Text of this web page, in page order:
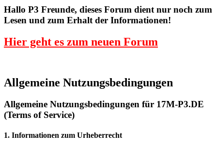
Hallo P3 Freunde, dieses Forum dient nur noch zum
Lesen und zum Erhalt der Informationen!
Hier geht es zum neuen Forum
Allgemeine Nutzungsbedingungen
Allgemeine Nutzungsbedingungen für 17M-P3.DE
(Terms of Service)
1. Informationen zum Urheberrecht